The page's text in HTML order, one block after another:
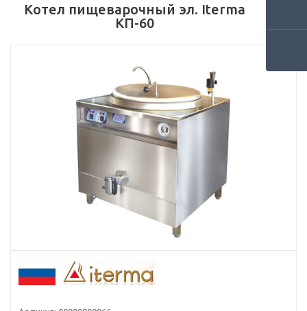
Котел пищеварочный эл. Iterma
КП-60